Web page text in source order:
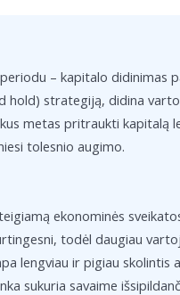
– kapitalo didinimas
hold) strategiją, didina
metas pritraukti kapitalą
tolesnio augimo.
ekonominės
todėl daugiau
lengviau ir pigiau
sukuria savaime